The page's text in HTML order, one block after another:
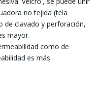
no tejida (tela
de clavado y perforación,
mayor.
como de
es más